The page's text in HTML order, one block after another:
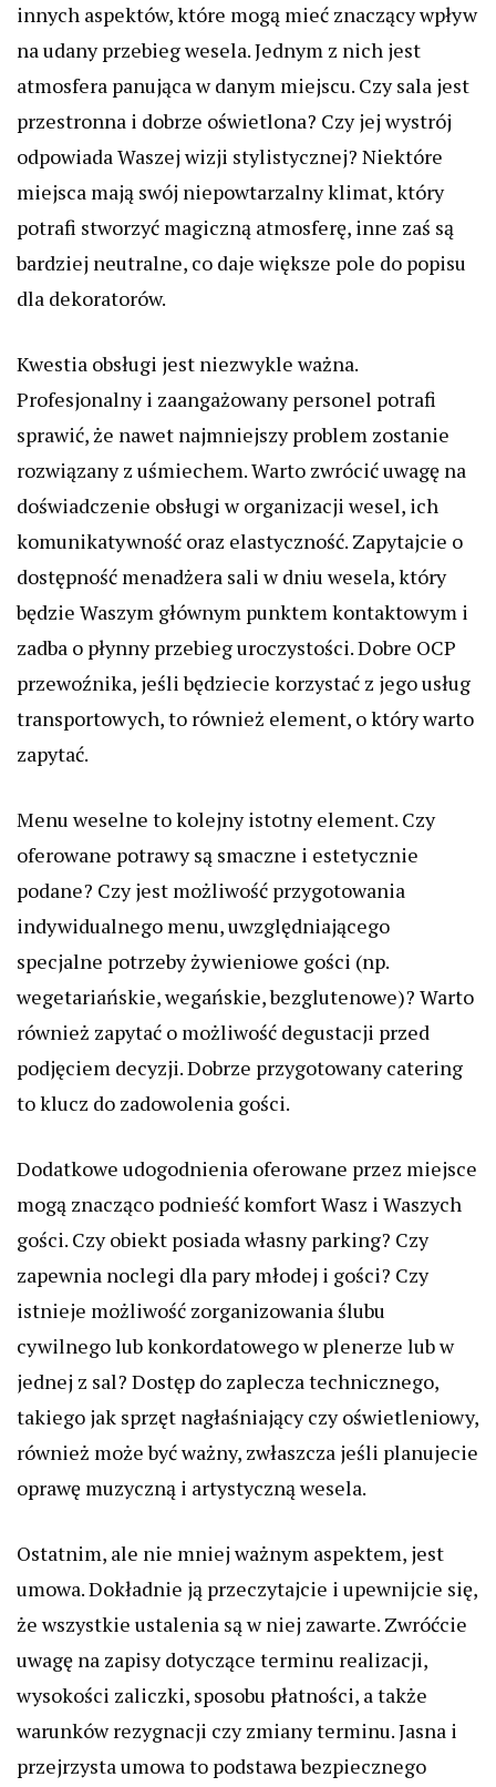
innych aspektów, które mogą mieć znaczący wpływ
na udany przebieg wesela. Jednym z nich jest
atmosfera panująca w danym miejscu. Czy sala jest
przestronna i dobrze oświetlona? Czy jej wystrój
odpowiada Waszej wizji stylistycznej? Niektóre
miejsca mają swój niepowtarzalny klimat, który
potrafi stworzyć magiczną atmosferę, inne zaś są
bardziej neutralne, co daje większe pole do popisu
dla dekoratorów.
Kwestia obsługi jest niezwykle ważna.
Profesjonalny i zaangażowany personel potrafi
sprawić, że nawet najmniejszy problem zostanie
rozwiązany z uśmiechem. Warto zwrócić uwagę na
doświadczenie obsługi w organizacji wesel, ich
komunikatywność oraz elastyczność. Zapytajcie o
dostępność menadżera sali w dniu wesela, który
będzie Waszym głównym punktem kontaktowym i
zadba o płynny przebieg uroczystości. Dobre OCP
przewoźnika, jeśli będziecie korzystać z jego usług
transportowych, to również element, o który warto
zapytać.
Menu weselne to kolejny istotny element. Czy
oferowane potrawy są smaczne i estetycznie
podane? Czy jest możliwość przygotowania
indywidualnego menu, uwzględniającego
specjalne potrzeby żywieniowe gości (np.
wegetariańskie, wegańskie, bezglutenowe)? Warto
również zapytać o możliwość degustacji przed
podjęciem decyzji. Dobrze przygotowany catering
to klucz do zadowolenia gości.
Dodatkowe udogodnienia oferowane przez miejsce
mogą znacząco podnieść komfort Wasz i Waszych
gości. Czy obiekt posiada własny parking? Czy
zapewnia noclegi dla pary młodej i gości? Czy
istnieje możliwość zorganizowania ślubu
cywilnego lub konkordatowego w plenerze lub w
jednej z sal? Dostęp do zaplecza technicznego,
takiego jak sprzęt nagłaśniający czy oświetleniowy,
również może być ważny, zwłaszcza jeśli planujecie
oprawę muzyczną i artystyczną wesela.
Ostatnim, ale nie mniej ważnym aspektem, jest
umowa. Dokładnie ją przeczytajcie i upewnijcie się,
że wszystkie ustalenia są w niej zawarte. Zwróćcie
uwagę na zapisy dotyczące terminu realizacji,
wysokości zaliczki, sposobu płatności, a także
warunków rezygnacji czy zmiany terminu. Jasna i
przejrzysta umowa to podstawa bezpiecznego